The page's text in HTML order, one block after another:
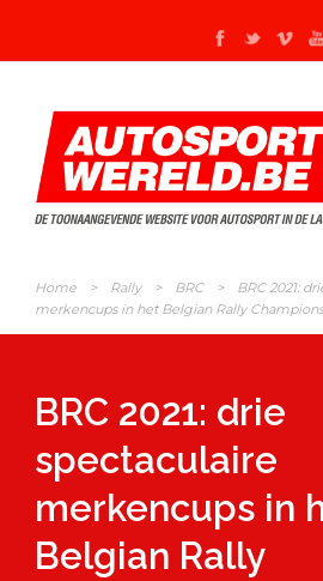
Home > Rally > BRC >
BRC 2021:
merkencups in het Belgian Rally
BRC 2021: drie
spectaculaire
merkencups in
Belgian Rally